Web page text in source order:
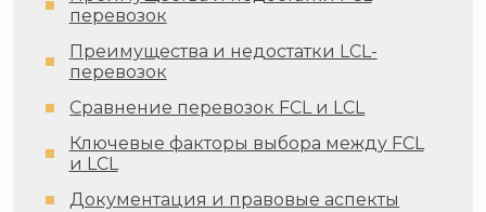
перевозок
Преимущества и недостатки LCL-
перевозок
Сравнение перевозок FCL и LCL
Ключевые факторы выбора между FCL
и LCL
Документация и правовые аспекты